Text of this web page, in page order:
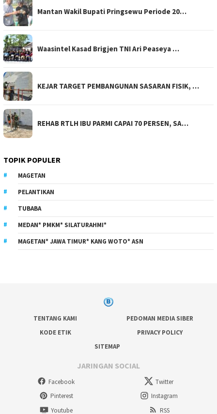
Mantan Wakil Bupati Pringsewu Periode 20…
Waasintel Kasad Brigjen TNI Ari Peaseya …
KEJAR TARGET PEMBANGUNAN SASARAN FISIK, …
REHAB RTLH IBU PARMI CAPAI 70 PERSEN, SA…
TOPIK POPULER
MAGETAN
PELANTIKAN
TUBABA
MEDAN* PMKM* SILATURAHMI*
MAGETAN* JAWA TIMUR* KANG WOTO* ASN
TENTANG KAMI
PEDOMAN MEDIA SIBER
KODE ETIK
PRIVACY POLICY
SITEMAP
JARINGAN SOCIAL
Facebook
Twitter
Pinterest
Instagram
Youtube
RSS